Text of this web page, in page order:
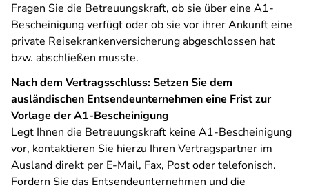
Fragen Sie die Betreuungskraft, ob sie über eine A1-
Bescheinigung verfügt oder ob sie vor ihrer Ankunft eine
private Reisekrankenversicherung abgeschlossen hat
bzw. abschließen musste.
Nach dem Vertragsschluss: Setzen Sie dem
ausländischen Entsendeunternehmen eine Frist zur
Vorlage der A1-Bescheinigung
Legt Ihnen die Betreuungskraft keine A1-Bescheinigung
vor, kontaktieren Sie hierzu Ihren Vertragspartner im
Ausland direkt per E-Mail, Fax, Post oder telefonisch.
Fordern Sie das Entsendeunternehmen und die